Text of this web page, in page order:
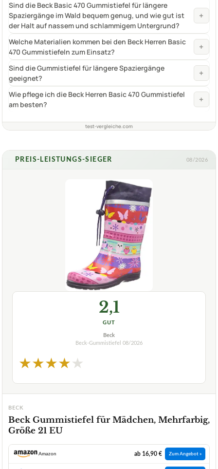
Sind die Beck Basic 470 Gummistiefel für längere
Spaziergänge im Wald bequem genug, und wie gut ist
der Halt auf nassem und schlammigem Untergrund?
+
Welche Materialien kommen bei den Beck Herren Basic
470 Gummistiefeln zum Einsatz?
+
Sind die Gummistiefel für längere Spaziergänge
geeignet?
+
Wie pflege ich die Beck Herren Basic 470 Gummistiefel
am besten?
+
test-vergleiche.com
PREIS-LEISTUNGS-SIEGER 08/2026
2,1
GUT
Beck
Beck-Gummistiefel
08/2026
★★★★★
BECK
Beck Gummistiefel für Mädchen, Mehrfarbig,
Größe 21 EU
Amazon ab 16,90 € Zum Angebot »